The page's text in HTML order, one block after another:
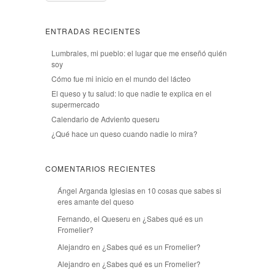
ENTRADAS RECIENTES
Lumbrales, mi pueblo: el lugar que me enseñó quién
soy
Cómo fue mi inicio en el mundo del lácteo
El queso y tu salud: lo que nadie te explica en el
supermercado
Calendario de Adviento queseru
¿Qué hace un queso cuando nadie lo mira?
COMENTARIOS RECIENTES
Ángel Arganda Iglesiasen 10 cosas que sabes si
eres amante del queso
Fernando, el Queseru en ¿Sabes qué es un
Fromelier?
Alejandro en ¿Sabes qué es un Fromelier?
Alejandro en ¿Sabes qué es un Fromelier?